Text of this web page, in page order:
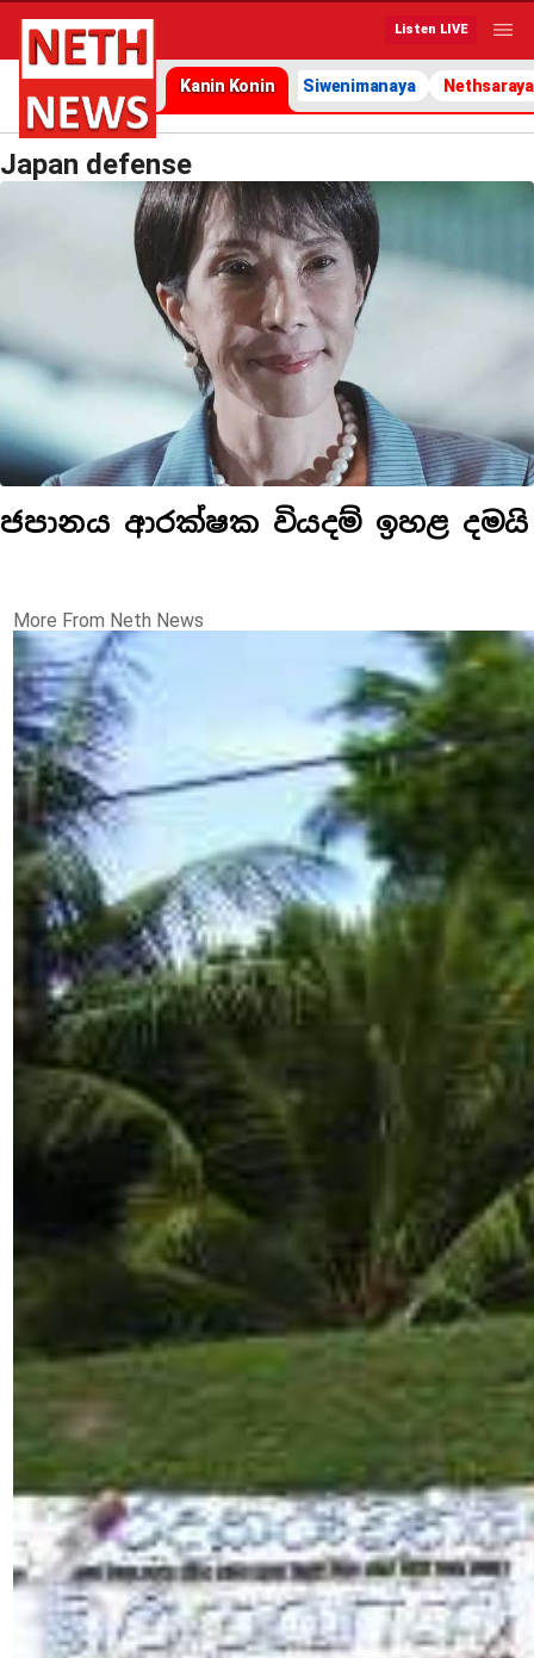
Listen LIVE
Kanin Konin Siwenimanaya Nethsaraya
Japan defense
ජපානය ආරක්ෂක වියදම් ඉහළ දමයි
More From Neth News